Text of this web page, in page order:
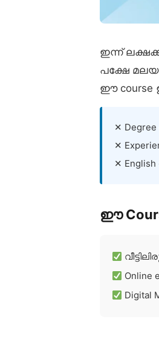
ഇന്ന്
പക്ഷേ
ഈ course
✕
✕
✕
ഈ
Digital